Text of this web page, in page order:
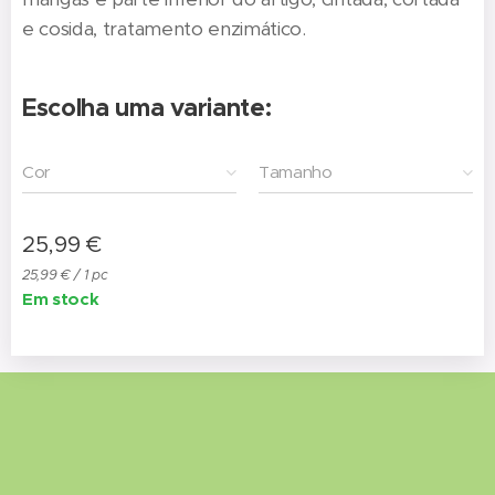
e cosida, tratamento enzimático.
Escolha uma variante:
Cor Tamanho
25,99 €
25,99 € / 1 pc
Em stock